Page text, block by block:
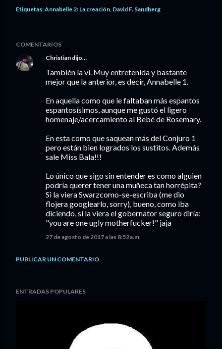
Etiquetas:Annabelle 2: La creación David F. Sandberg
COMENTARIOS
Christian dijo…
También la vi. Muy entretenida y bastante
mejor que la anterior, es decir, Annabelle 1.
En aquella como que le faltaban más espantos
espantosísimos, aunque me gustó el ligero
homenaje/acercamiento al Bebé de Rosemary.
En esta como que saquean más del Conjuro 1
pero están bien logrados los sustitos. Además
sale Miss Bala!!!
Lo único que sigo sin entender es como alguien
podría querer tener una muñeca tan horrépita?
Si la viera Swarzcomo-se-escriba (me dio
flojera googlearlo, sorry), bueno, como iba
diciendo, si la viera el gobernator seguro diría:
"you are one ugly motherfucker!" jaja
27 de agosto de 2017 a las 8:52 a.m.
PUBLICAR UN COMENTARIO
ENTRADAS POPULARES